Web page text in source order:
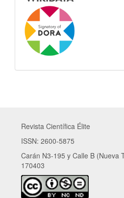
Revista Científica Élite
ISSN: 2600-5875
Carán N3-195 y Calle B (Nueva
170403